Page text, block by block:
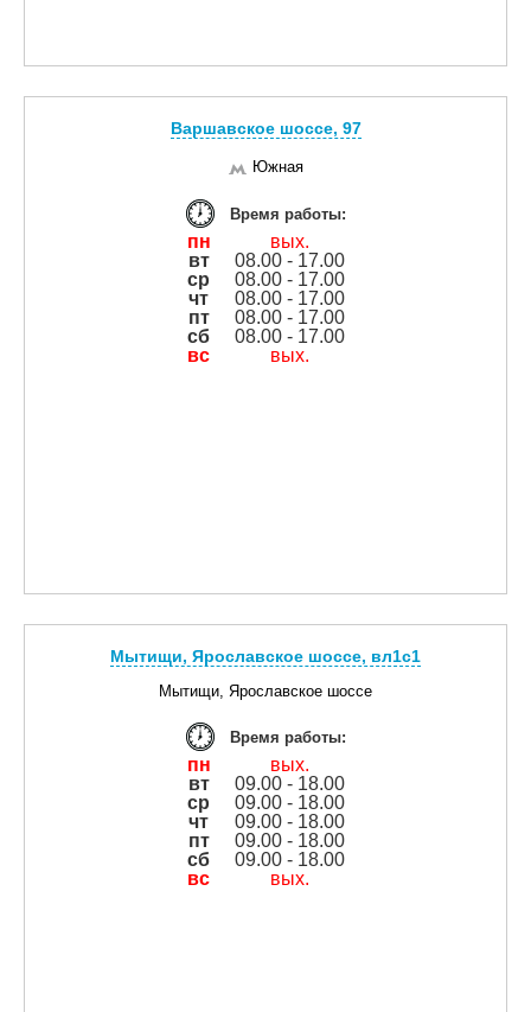
Варшавское шоссе, 97
Южная
Время работы:
пн
вых.
вт
08.00 - 17.00
ср
08.00 - 17.00
чт
08.00 - 17.00
пт
08.00 - 17.00
сб
08.00 - 17.00
вс
вых.
Мытищи, Ярославское шоссе, вл1с1
Мытищи, Ярославское шоссе
Время работы:
пн
вых.
вт
09.00 - 18.00
ср
09.00 - 18.00
чт
09.00 - 18.00
пт
09.00 - 18.00
сб
09.00 - 18.00
вс
вых.